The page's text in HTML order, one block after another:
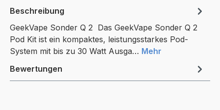
Beschreibung
GeekVape Sonder Q 2 Das GeekVape Sonder Q 2
Pod Kit ist ein kompaktes, leistungsstarkes Pod-
System mit bis zu 30 Watt Ausga… Mehr
Bewertungen